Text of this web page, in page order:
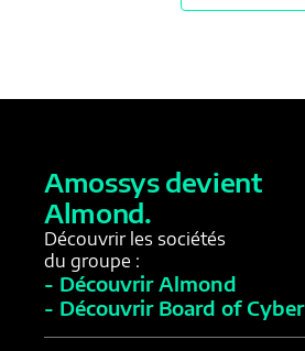
Amossys devient
Almond.
Découvrir les sociétés
du groupe :
- Découvrir Almond
- Découvrir Board of Cyber